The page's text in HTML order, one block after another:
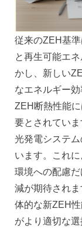
従来のZEH基
と再生可能エ
かし、新しい
なエネルギー
ZEH断熱性能
要とされてい
光発電システ
います。これ
環境への配慮
減が期待され
体的な新ZEH
がより適切な